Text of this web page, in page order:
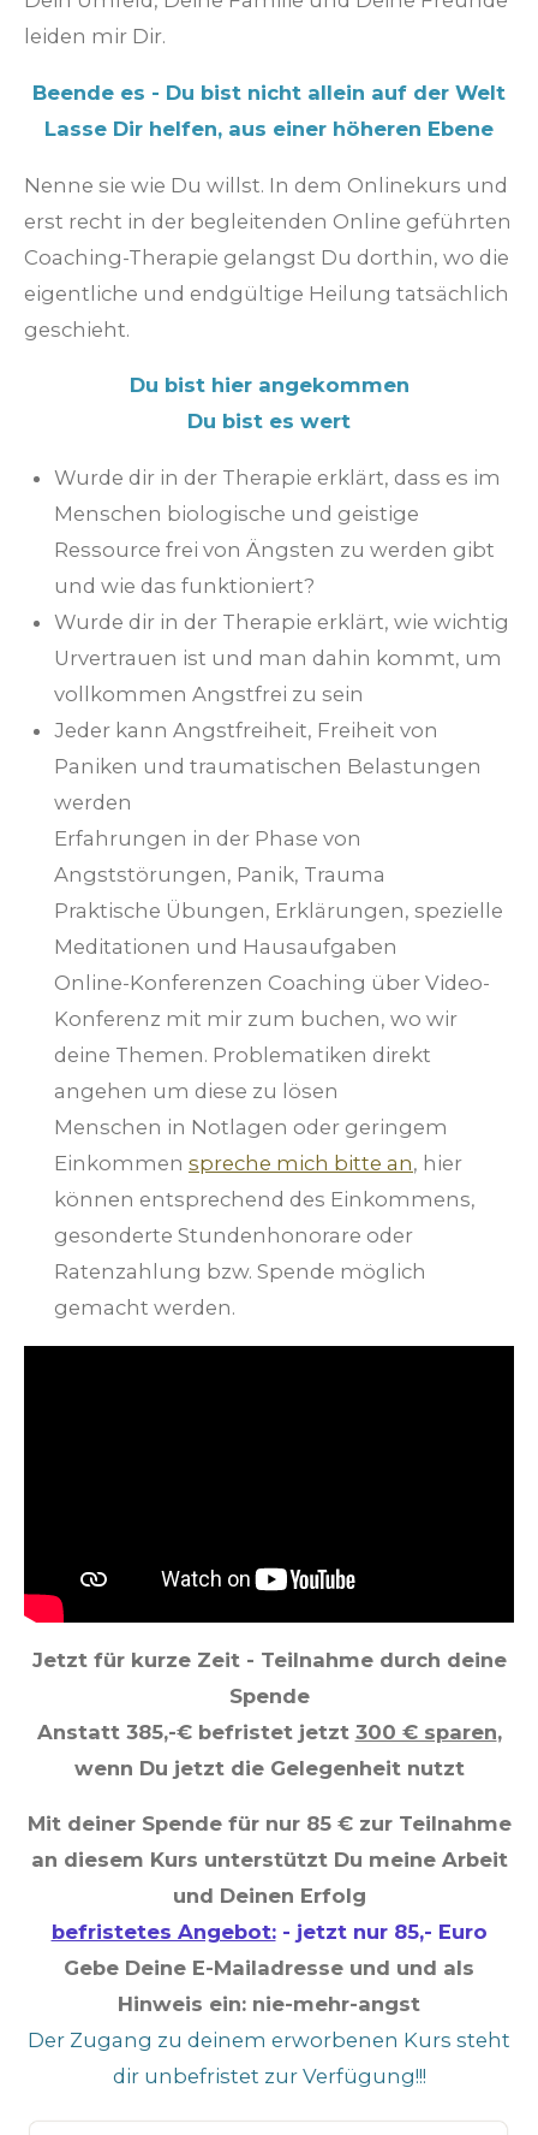
leiden mir Dir.
Beende es - Du bist nicht allein auf der Welt
Lasse Dir helfen, aus einer höheren Ebene
Nenne sie wie Du willst. In dem Onlinekurs und
erst recht in der begleitenden Online geführten
Coaching-Therapie gelangst Du dorthin, wo die
eigentliche und endgültige Heilung tatsächlich
geschieht.
Du bist hier angekommen
Du bist es wert
Wurde dir in der Therapie erklärt, dass es im
Menschen biologische und geistige
Ressource frei von Ängsten zu werden gibt
und wie das funktioniert?
Wurde dir in der Therapie erklärt, wie wichtig
Urvertrauen ist und man dahin kommt, um
vollkommen Angstfrei zu sein
Jeder kann Angstfreiheit, Freiheit von
Paniken und traumatischen Belastungen
werden
Erfahrungen in der Phase von
Angststörungen, Panik, Trauma
Praktische Übungen, Erklärungen, spezielle
Meditationen und Hausaufgaben
Online-Konferenzen Coaching über Video-
Konferenz mit mir zum buchen, wo wir
deine Themen. Problematiken direkt
angehen um diese zu lösen
Menschen in Notlagen oder geringem
Einkommen spreche mich bitte an, hier
können entsprechend des Einkommens,
gesonderte Stundenhonorare oder
Ratenzahlung bzw. Spende möglich
gemacht werden.
Jetzt für kurze Zeit - Teilnahme durch deine
Spende
Anstatt 385,-€ befristet jetzt 300 € sparen,
wenn Du jetzt die Gelegenheit nutzt
Mit deiner Spende für nur 85 € zur Teilnahme
an diesem Kurs unterstützt Du meine Arbeit
und Deinen Erfolg
befristetes Angebot:- jetzt nur 85,- Euro
Gebe Deine E-Mailadresse und und als
Hinweis ein: nie-mehr-angst
Der Zugang zu deinem erworbenen Kurs steht
dir unbefristet zur Verfügung!!!